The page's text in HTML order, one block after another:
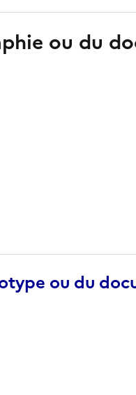
ou du
ou du